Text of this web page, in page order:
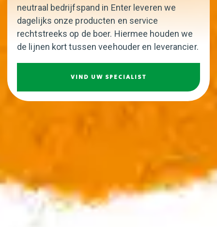
neutraal bedrijfspand in Enter leveren we
dagelijks onze producten en service
rechtstreeks op de boer. Hiermee houden we
de lijnen kort tussen veehouder en leverancier.
VIND UW SPECIALIST